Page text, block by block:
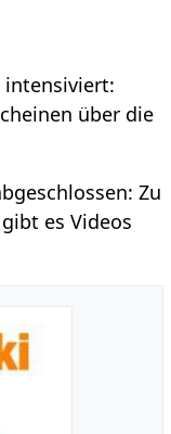
intensiviert:
über die
Zu
es Videos